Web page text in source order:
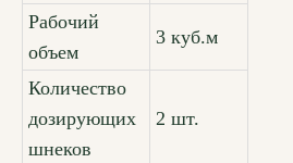
Рабочий
объем
3 куб.м
Количество
дозирующих
шнеков
2 шт.